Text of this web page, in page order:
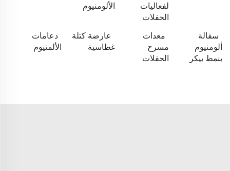
لفعاليات
الحفلات
الألومنيوم
سقالة
ألومنيوم
بنمط بيكر
معدات
مسرح
الحفلات
عارضة كتلة
غطاسية
دعامات
الألمنيوم